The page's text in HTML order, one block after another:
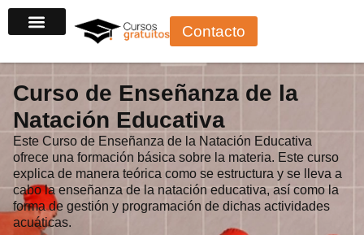
al
Contacto
Curso de Enseñanza de la
Natación Educativa
Este Curso de Enseñanza de la Natación Educativa
ofrece una formación básica sobre la materia. Este curso
explica de manera teórica como se estructura y se lleva a
cabo la enseñanza de la natación educativa, así como la
forma de gestión y programación de dichas actividades
acuáticas.